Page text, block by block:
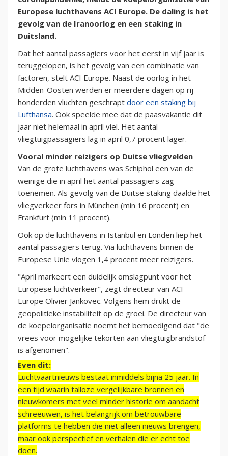
Europese luchthavens ACI Europe. De daling is het
gevolg van de Iranoorlog en een staking in
Duitsland.
Dat het aantal passagiers voor het eerst in vijf jaar is
teruggelopen, is het gevolg van een combinatie van
factoren, stelt ACI Europe. Naast de oorlog in het
Midden-Oosten werden er meerdere dagen op rij
honderden vluchten geschrapt door een staking bij
Lufthansa. Ook speelde mee dat de paasvakantie dit
jaar niet helemaal in april viel. Het aantal
vliegtuigpassagiers lag in april 0,7 procent lager.
Vooral minder reizigers op Duitse vliegvelden
Van de grote luchthavens was Schiphol een van de
weinige die in april het aantal passagiers zag
toenemen. Als gevolg van de Duitse staking daalde het
vliegverkeer fors in München (min 16 procent) en
Frankfurt (min 11 procent).
Ook op de luchthavens in Istanbul en Londen liep het
aantal passagiers terug. Via luchthavens binnen de
Europese Unie vlogen 1,4 procent meer reizigers.
"April markeert een duidelijk omslagpunt voor het
Europese luchtverkeer", zegt directeur van ACI
Europe Olivier Jankovec. Volgens hem drukt de
geopolitieke instabiliteit op de groei. De directeur van
de koepelorganisatie noemt het bemoedigend dat "de
vrees voor mogelijke tekorten aan vliegtuigbrandstof
is afgenomen".
Even dit:
Luchtvaartnieuws bestaat inmiddels bijna 25 jaar. In
een tijd waarin talloze vergelijkbare bronnen en
nieuwkomers met veel minder historie om aandacht
schreeuwen, is het belangrijk om betrouwbare
platforms te hebben die niet alleen nieuws brengen,
maar ook perspectief en verhalen die er echt toe
doen.